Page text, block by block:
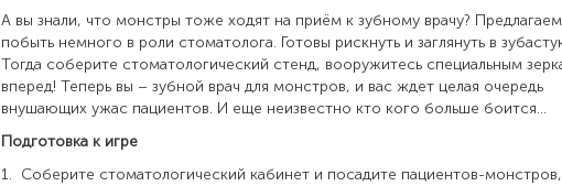
А вы знали, что монстры тоже ходят на приём к зубному врачу?
побыть немного в роли стоматолога. Готовы рискнуть и заглянуть в
Тогда соберите стоматологический стенд, вооружитесь специальным
вперед! Теперь вы – зубной врач для монстров, и вас ждет целая очередь
внушающих ужас пациентов. И еще неизвестно кто кого больше боится...
Подготовка к игре
1. Соберите стоматологический кабинет и посадите пациентов-